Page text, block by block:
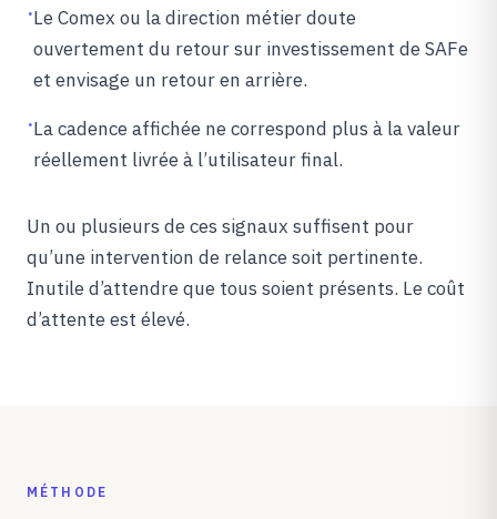
·Le Comex ou la direction métier doute
ouvertement du retour sur investissement de SAFe
et envisage un retour en arrière.
·La cadence affichée ne correspond plus à la valeur
réellement livrée à l’utilisateur final.
Un ou plusieurs de ces signaux suffisent pour
qu’une intervention de relance soit pertinente.
Inutile d’attendre que tous soient présents. Le coût
d’attente est élevé.
MÉTHODE